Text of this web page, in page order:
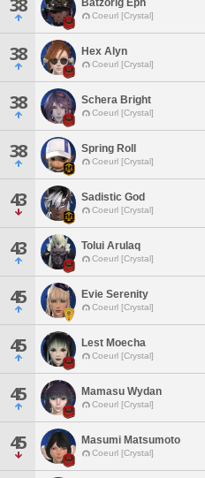
38 Batzorig Eph
Coeurl [Crystal]
38 Hex Alyn
Coeurl [Crystal]
38 Schera Bright
Coeurl [Crystal]
38 Spring Roll
Coeurl [Crystal]
43 Sadistic God
Coeurl [Crystal]
43 Tolui Arulaq
Coeurl [Crystal]
45 Evie Serenity
Coeurl [Crystal]
45 Lest Moecha
Coeurl [Crystal]
45 Mamasu Wydan
Coeurl [Crystal]
45 Masumi Matsumoto
Coeurl [Crystal]